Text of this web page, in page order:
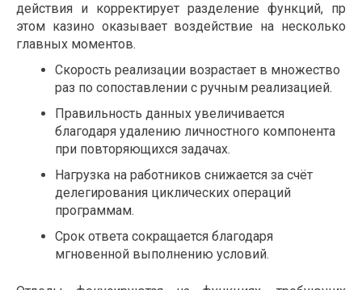
действия и корректирует разделение функций, пр
этом казино оказывает воздействие на несколько
главных моментов.
Скорость реализации возрастает в множество
раз по сопоставлении с ручным реализацией.
Правильность данных увеличивается
благодаря удалению личностного компонента
при повторяющихся задачах.
Нагрузка на работников снижается за счёт
делегирования циклических операций
программам.
Срок ответа сокращается благодаря
мгновенной выполнению условий.